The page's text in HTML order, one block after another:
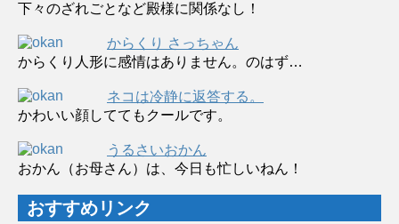
下々のざれごとなど殿様に関係なし！
からくり さっちゃん
からくり人形に感情はありません。のはず…
ネコは冷静に返答する。
かわいい顔しててもクールです。
うるさいおかん
おかん（お母さん）は、今日も忙しいねん！
おすすめリンク